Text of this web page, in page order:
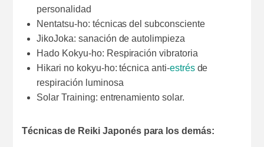
personalidad
Nentatsu-ho: técnicas del subconsciente
JikoJoka: sanación de autolimpieza
Hado Kokyu-ho: Respiración vibratoria
Hikari no kokyu-ho: técnica anti-estrésde
respiración luminosa
Solar Training: entrenamiento solar.
Técnicas de Reiki Japonés para los demás: